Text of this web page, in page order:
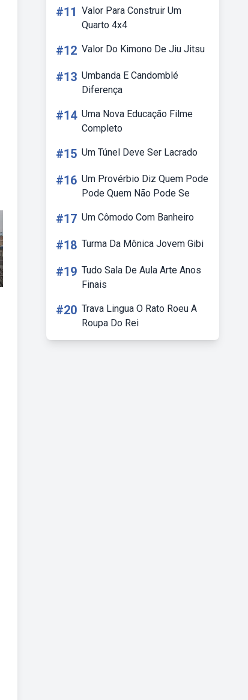
#11 Valor Para Construir Um
Quarto 4x4
#12 Valor Do Kimono De Jiu Jitsu
#13 Umbanda E Candomblé
Diferença
#14 Uma Nova Educação Filme
Completo
#15 Um Túnel Deve Ser Lacrado
#16 Um Provérbio Diz Quem Pode
Pode Quem Não Pode Se
#17 Um Cômodo Com Banheiro
#18 Turma Da Mônica Jovem Gibi
#19 Tudo Sala De Aula Arte Anos
Finais
#20 Trava Lingua O Rato Roeu A
Roupa Do Rei